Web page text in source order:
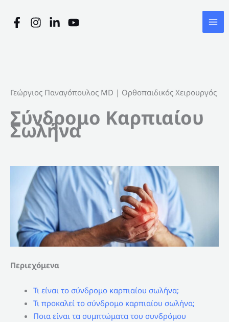
περιεχόμενο
Γεώργιος Παναγόπουλος MD | Ορθοπαιδικός Χειρουργός
Σύνδρομο Καρπιαίου
Σωλήνα
Περιεχόμενα
Τι είναι το σύνδρομο καρπιαίου σωλήνα;
Τι προκαλεί το σύνδρομο καρπιαίου σωλήνα;
Ποια είναι τα συμπτώματα του συνδρόμου